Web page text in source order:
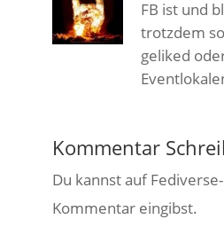
FB ist und
trotzdem
geliked
Kommentar
Du kannst auf
Kommentar eingibst.